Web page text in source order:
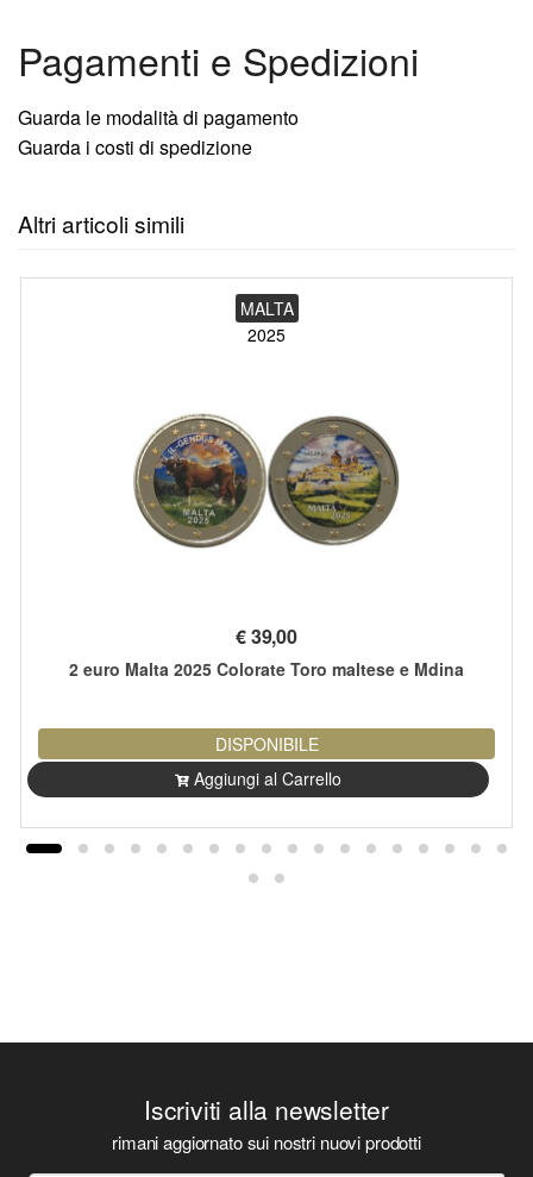
Pagamenti e Spedizioni
Guarda le modalità di pagamento
Guarda i costi di spedizione
Altri articoli simili
MALTA
2025
€39,00
2 euro Malta 2025 Colorate Toro maltese e Mdina
DISPONIBILE
Aggiungi al Carrello
Iscriviti alla newsletter
rimani aggiornato sui nostri nuovi prodotti